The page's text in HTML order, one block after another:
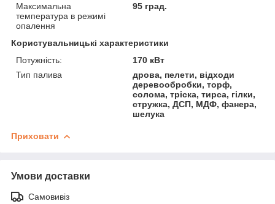
Максимальна
температура в режимі
опалення
95 град.
Користувальницькі характеристики
Потужність:
170 кВт
Тип палива
дрова, пелети, відходи
деревообробки, торф,
солома, тріска, тирса, гілки,
стружка, ДСП, МДФ, фанера,
шелука
Приховати
Умови доставки
Самовивіз